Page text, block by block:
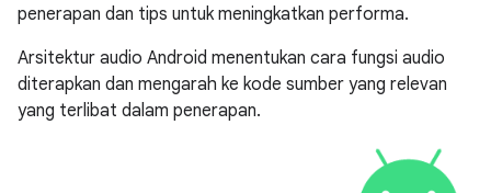
penerapan dan tips untuk meningkatkan performa.
Arsitektur audio Android menentukan cara fungsi audio
diterapkan dan mengarah ke kode sumber yang relevan
yang terlibat dalam penerapan.